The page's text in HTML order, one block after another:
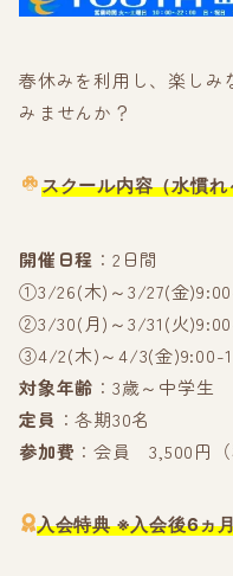
春休みを利用し、楽しみ
みませんか？
スクール内容（水慣
開催日程 ：2日間
①3/26(木)～3/27(金
②3/30(月)～3/31(火
③4/2(木)～4/3(金)9:00-
対象年齢 ：3歳～中学生
定員 ：各期30名
参加費 ：会員 3,500円
入会特典※入会後6ヵ